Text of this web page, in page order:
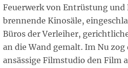
Feuerwerk von Entrüstung und
brennende Kinosäle,
Büros der Verleiher,
an die Wand gemalt. Im Nu
ansässige Filmstudio den Film